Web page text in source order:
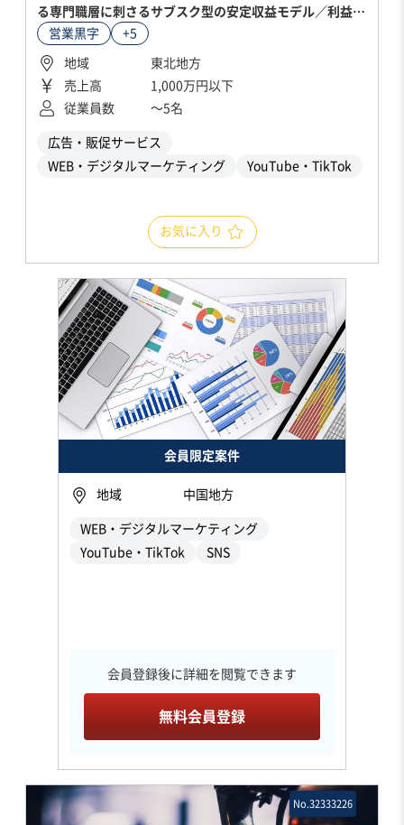
る専門職層に刺さるサブスク型の安定収益モデル／利益率
70％以上
営業黒字 +5
地域
東北地方
売上高
1,000万円以下
従業員数
〜5名
広告・販促サービス
WEB・デジタルマーケティング
YouTube・TikTok
お気に入り
会員限定案件
地域 中国地方
WEB・デジタルマーケティング
YouTube・TikTok
SNS
会員登録後に詳細を閲覧できます
無料会員登録
No.32333226